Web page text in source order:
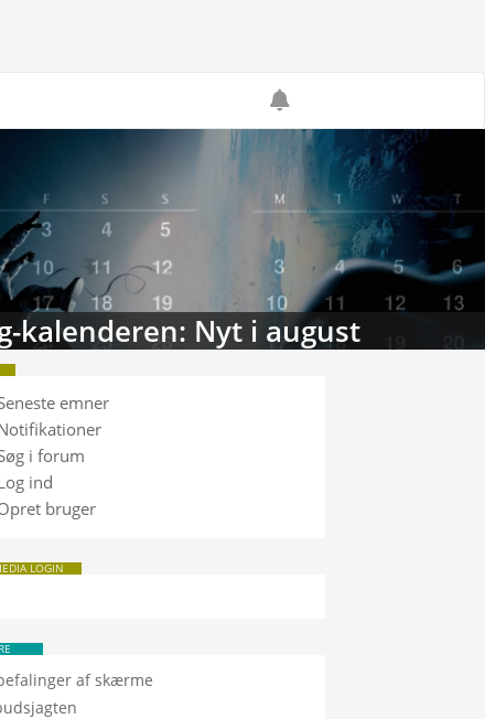
kalenderen: Nyt i august
emner
i forum
ind
bruger
LOGIN
af skærme